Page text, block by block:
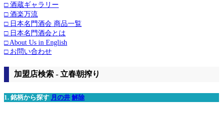
□ 酒蔵ギャラリー
□ 酒楽万流
□ 日本名門酒会 商品一覧
□ 日本名門酒会とは
□ About Us in English
□ お問い合わせ
加盟店検索 - 立春朝搾り
1. 銘柄から探す 月の井 解除